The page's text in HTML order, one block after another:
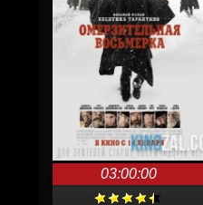
03:00:00